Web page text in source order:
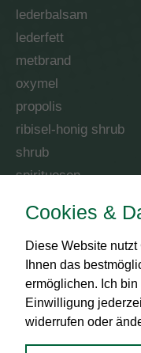
lederbalsam
lederfett
metbrand
oxymel
propolis
ribisel-honig shrub
shrub
spirituosen
RECHTLICHES
Impressum
Datenschutz
Zahlungsmittel
Cookies &
Diese Website
Ihnen das
ermöglichen. Ich
Einwilligung
widerrufen oder